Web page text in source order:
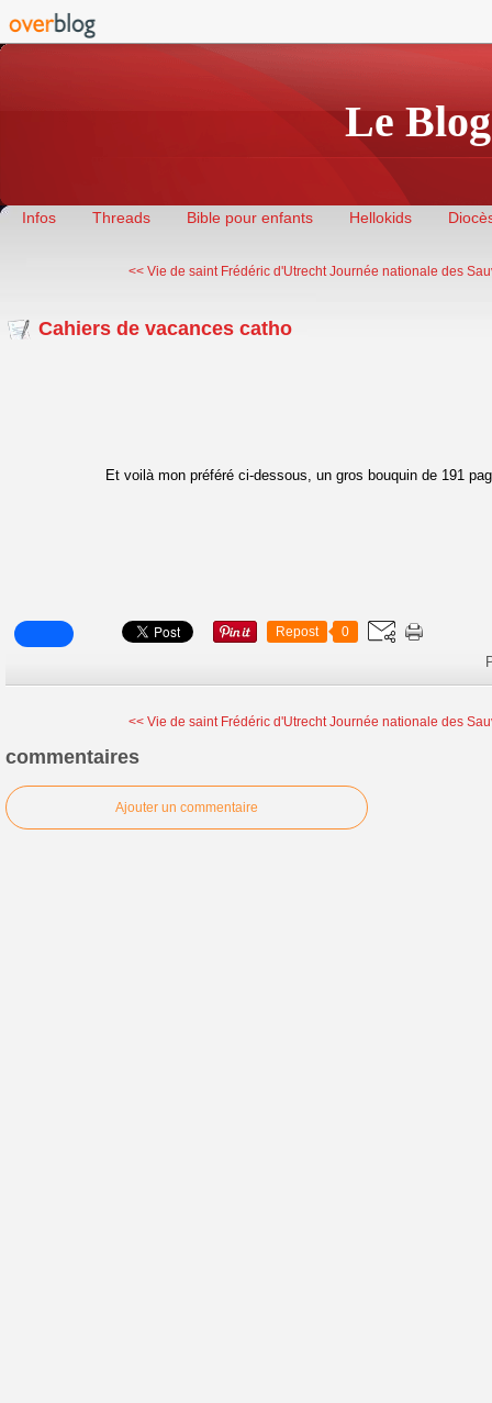
Le
Infos Threads Bible pour enfants Hellokids
<< Vie de saint Frédéric d'Utrecht Journée nationale des
Cahiers de vacances catho
Et voilà mon préféré ci-dessous, un gros bouquin de 191
Repost 0
<< Vie de saint Frédéric d'Utrecht Journée nationale des
commentaires
Ajouter un commentaire